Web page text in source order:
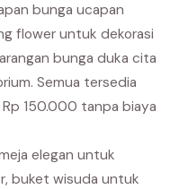
bunga ucapan
flower untuk dekorasi
bunga duka cita
Semua tersedia
150.000 tanpa biaya
elegan untuk
buket wisuda untuk